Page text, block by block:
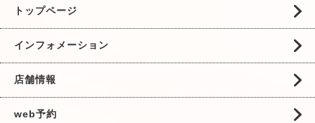
トップページ
インフォメーション
店舗情報
web予約